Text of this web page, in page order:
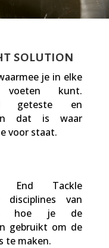
solution
je in elke
kunt.
geteste en
dat is waar
voor staat.
End Tackle
van
je de
gebruikt om de
te maken.